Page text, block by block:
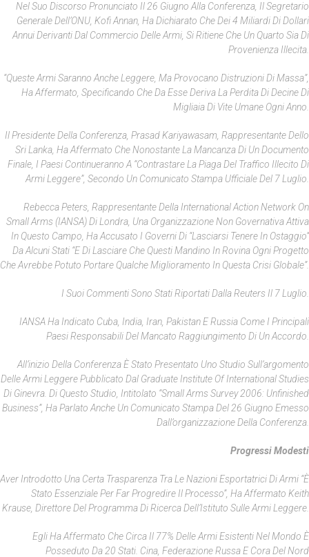
Nel Suo Discorso Pronunciato Il 26 Giugno Alla Conferenza, Il Segretario
Generale Dell’ONU, Kofi Annan, Ha Dichiarato Che Dei 4 Miliardi Di Dollari
Annui Derivanti Dal Commercio Delle Armi, Si Ritiene Che Un Quarto Sia Di
Provenienza Illecita.
“Queste Armi Saranno Anche Leggere, Ma Provocano Distruzioni Di Massa”,
Ha Affermato, Specificando Che Da Esse Deriva La Perdita Di Decine Di
Migliaia Di Vite Umane Ogni Anno.
Il Presidente Della Conferenza, Prasad Kariyawasam, Rappresentante Dello
Sri Lanka, Ha Affermato Che Nonostante La Mancanza Di Un Documento
Finale, I Paesi Continueranno A “contrastare La Piaga Del Traffico Illecito Di
Armi Leggere”, Secondo Un Comunicato Stampa Ufficiale Del 7 Luglio.
Rebecca Peters, Rappresentante Della International Action Network On
Small Arms (IANSA) Di Londra, Una Organizzazione Non Governativa Attiva
In Questo Campo, Ha Accusato I Governi Di “lasciarsi Tenere In Ostaggio”
Da Alcuni Stati “e Di Lasciare Che Questi Mandino In Rovina Ogni Progetto
Che Avrebbe Potuto Portare Qualche Miglioramento In Questa Crisi Globale”.
I Suoi Commenti Sono Stati Riportati Dalla Reuters Il 7 Luglio.
IANSA Ha Indicato Cuba, India, Iran, Pakistan E Russia Come I Principali
Paesi Responsabili Del Mancato Raggiungimento Di Un Accordo.
All’inizio Della Conferenza È Stato Presentato Uno Studio Sull’argomento
Delle Armi Leggere Pubblicato Dal Graduate Institute Of International Studies
Di Ginevra. Di Questo Studio, Intitolato “Small Arms Survey 2006: Unfinished
Business”, Ha Parlato Anche Un Comunicato Stampa Del 26 Giugno Emesso
Dall’organizzazione Della Conferenza.
Progressi Modesti
Aver Introdotto Una Certa Trasparenza Tra Le Nazioni Esportatrici Di Armi “è
Stato Essenziale Per Far Progredire Il Processo”, Ha Affermato Keith
Krause, Direttore Del Programma Di Ricerca Dell’Istituto Sulle Armi Leggere.
Egli Ha Affermato Che Circa Il 77% Delle Armi Esistenti Nel Mondo È
Posseduto Da 20 Stati. Cina, Federazione Russa E Cora Del Nord